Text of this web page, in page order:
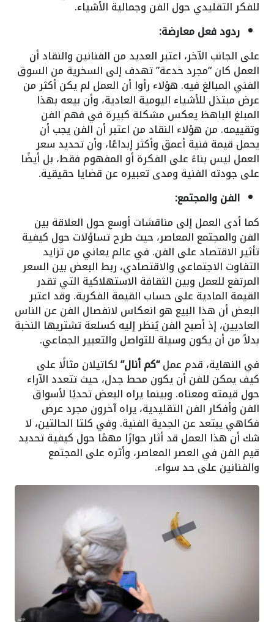
للفكر التقليدي حول الفن وجمالية الأشياء.
ردود فعل معارضة:
على الجانب الآخر، اعتبر العديد من الفنانين والنقاد أن
العمل كان “مجرد خدعة” تهدف إلى السخرية من السوق
الفني المبالغ فيه. هؤلاء رأوا أن العمل لم يكن أكثر من
عرض مبتذل للأشياء اليومية العادية، وأن بيعه بهذا
المبلغ الباهظ يعكس مشكلة كبيرة في فهم الفن
وتقييمه. من هؤلاء النقاد من اعتبر أن الفن يجب أن
يحمل قيمة فنية أعمق وأكثر إبداعًا، وأن تحديد سعر
العمل ليس بناءً على الفكرة أو المفهوم فقط، بل أيضًا
على جودته الفنية ومدى تعبيره عن قضايا حقيقية.
الفن والمجتمع:
كما أدى العمل إلى مناقشات أوسع حول العلاقة بين
الفن والمجتمع المعاصر، حيث طرح تساؤلات حول كيفية
تأثير الاقتصاد على الفن. في عالم يعاني من تزايد
التفاوت الاجتماعي والاقتصادي، ربط البعض بين السعر
المرتفع للعمل وبين الثقافة الاستهلاكية التي تقدر
القيمة المادية على حساب القيمة الفكرية. وقد اعتبر
البعض أن هذا البيع هو انعكاس لانفصال الفن عن الناس
العاديين، إذ أصبح الفن يُنظر إليه كسلعة تشتريها النخبة
بدلاً من أن يكون وسيلة للتواصل والتعبير الجماعي.
في النهاية، قدم عمل“كم أنال”لكاتيلان مثالًا على
كيف يمكن للفن أن يكون محط جدل، حيث تتعدد الآراء
حول قيمته ومعناه. وبينما يراه البعض تحديًا لأسواق
الفن وأفكار الفن التقليدية، يراه آخرون مجرد عرض
فكاهي يبتعد عن الجدية الفنية. وفي كلتا الحالتين، لا
شك أن هذا العمل قد أثار حوارًا مهمًا حول كيفية تحديد
قيم الفن في العصر المعاصر، وأثره على المجتمع
والفنانين على حد سواء.